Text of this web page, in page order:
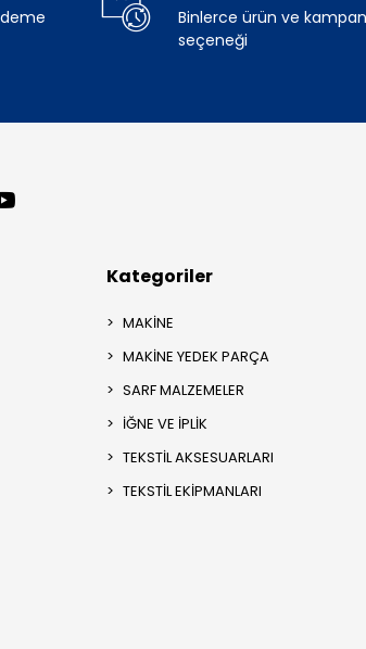
Binlerce ürün ve
seçeneği
Kategoriler
MAKİNE
MAKİNE YEDEK PARÇA
SARF MALZEMELER
İĞNE VE İPLİK
TEKSTİL AKSESUARLARI
TEKSTİL EKİPMANLARI